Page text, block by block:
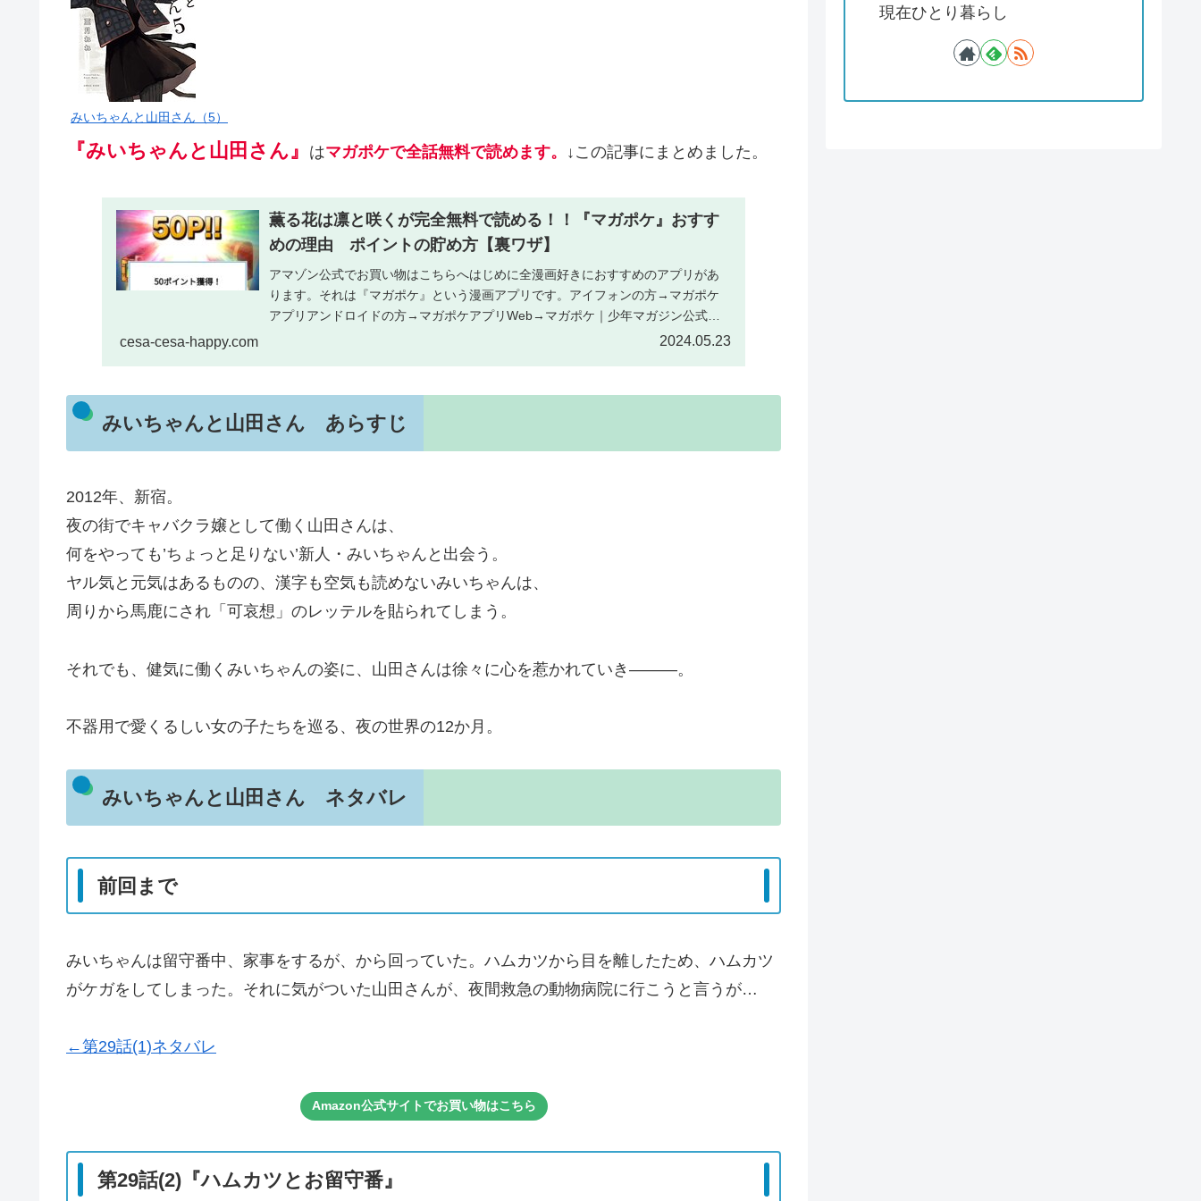
みいちゃんと山田さん（5）
『みいちゃんと山田さん』 はマガポケで全話無料で読めます。 ↓この記事にまとめました。
薫る花は凛と咲くが完全無料で読める！！『マガポケ』おすす
めの理由 ポイントの貯め方【裏ワザ】
アマゾン公式でお買い物はこちらへはじめに全漫画好きにおすすめのアプリがあ
ります。それは『マガポケ』という漫画アプリです。アイフォンの方→マガポケ
アプリアンドロイドの方→マガポケアプリWeb→マガポケ｜少年マガジン公式無
cesa-cesa-happy.com 2024.05.23
みいちゃんと山田さん あらすじ
2012年、新宿。
夜の街でキャバクラ嬢として働く山田さんは、
何をやっても’ちょっと足りない’新人・みいちゃんと出会う。
ヤル気と元気はあるものの、漢字も空気も読めないみいちゃんは、
周りから馬鹿にされ「可哀想」のレッテルを貼られてしまう。
それでも、健気に働くみいちゃんの姿に、山田さんは徐々に心を惹かれていき―――。
不器用で愛くるしい女の子たちを巡る、夜の世界の12か月。
みいちゃんと山田さん ネタバレ
前回まで
みいちゃんは留守番中、家事をするが、から回っていた。ハムカツから目を離したため、ハムカツ
がケガをしてしまった。それに気がついた山田さんが、夜間救急の動物病院に行こうと言うが…
←第29話(1)ネタバレ
Amazon公式サイトでお買い物はこちら
第29話(2)『ハムカツとお留守番』
現在ひとり暮らし